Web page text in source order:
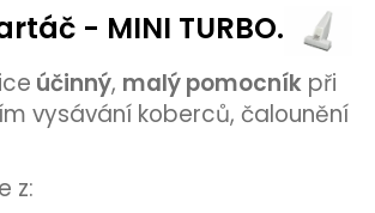
- MINI TURBO.
účinný, malý pomocník při
vysávání koberců, čalounění
z: